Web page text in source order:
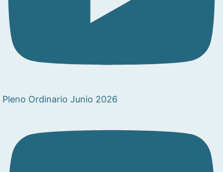
Pleno Ordinario Junio 2026